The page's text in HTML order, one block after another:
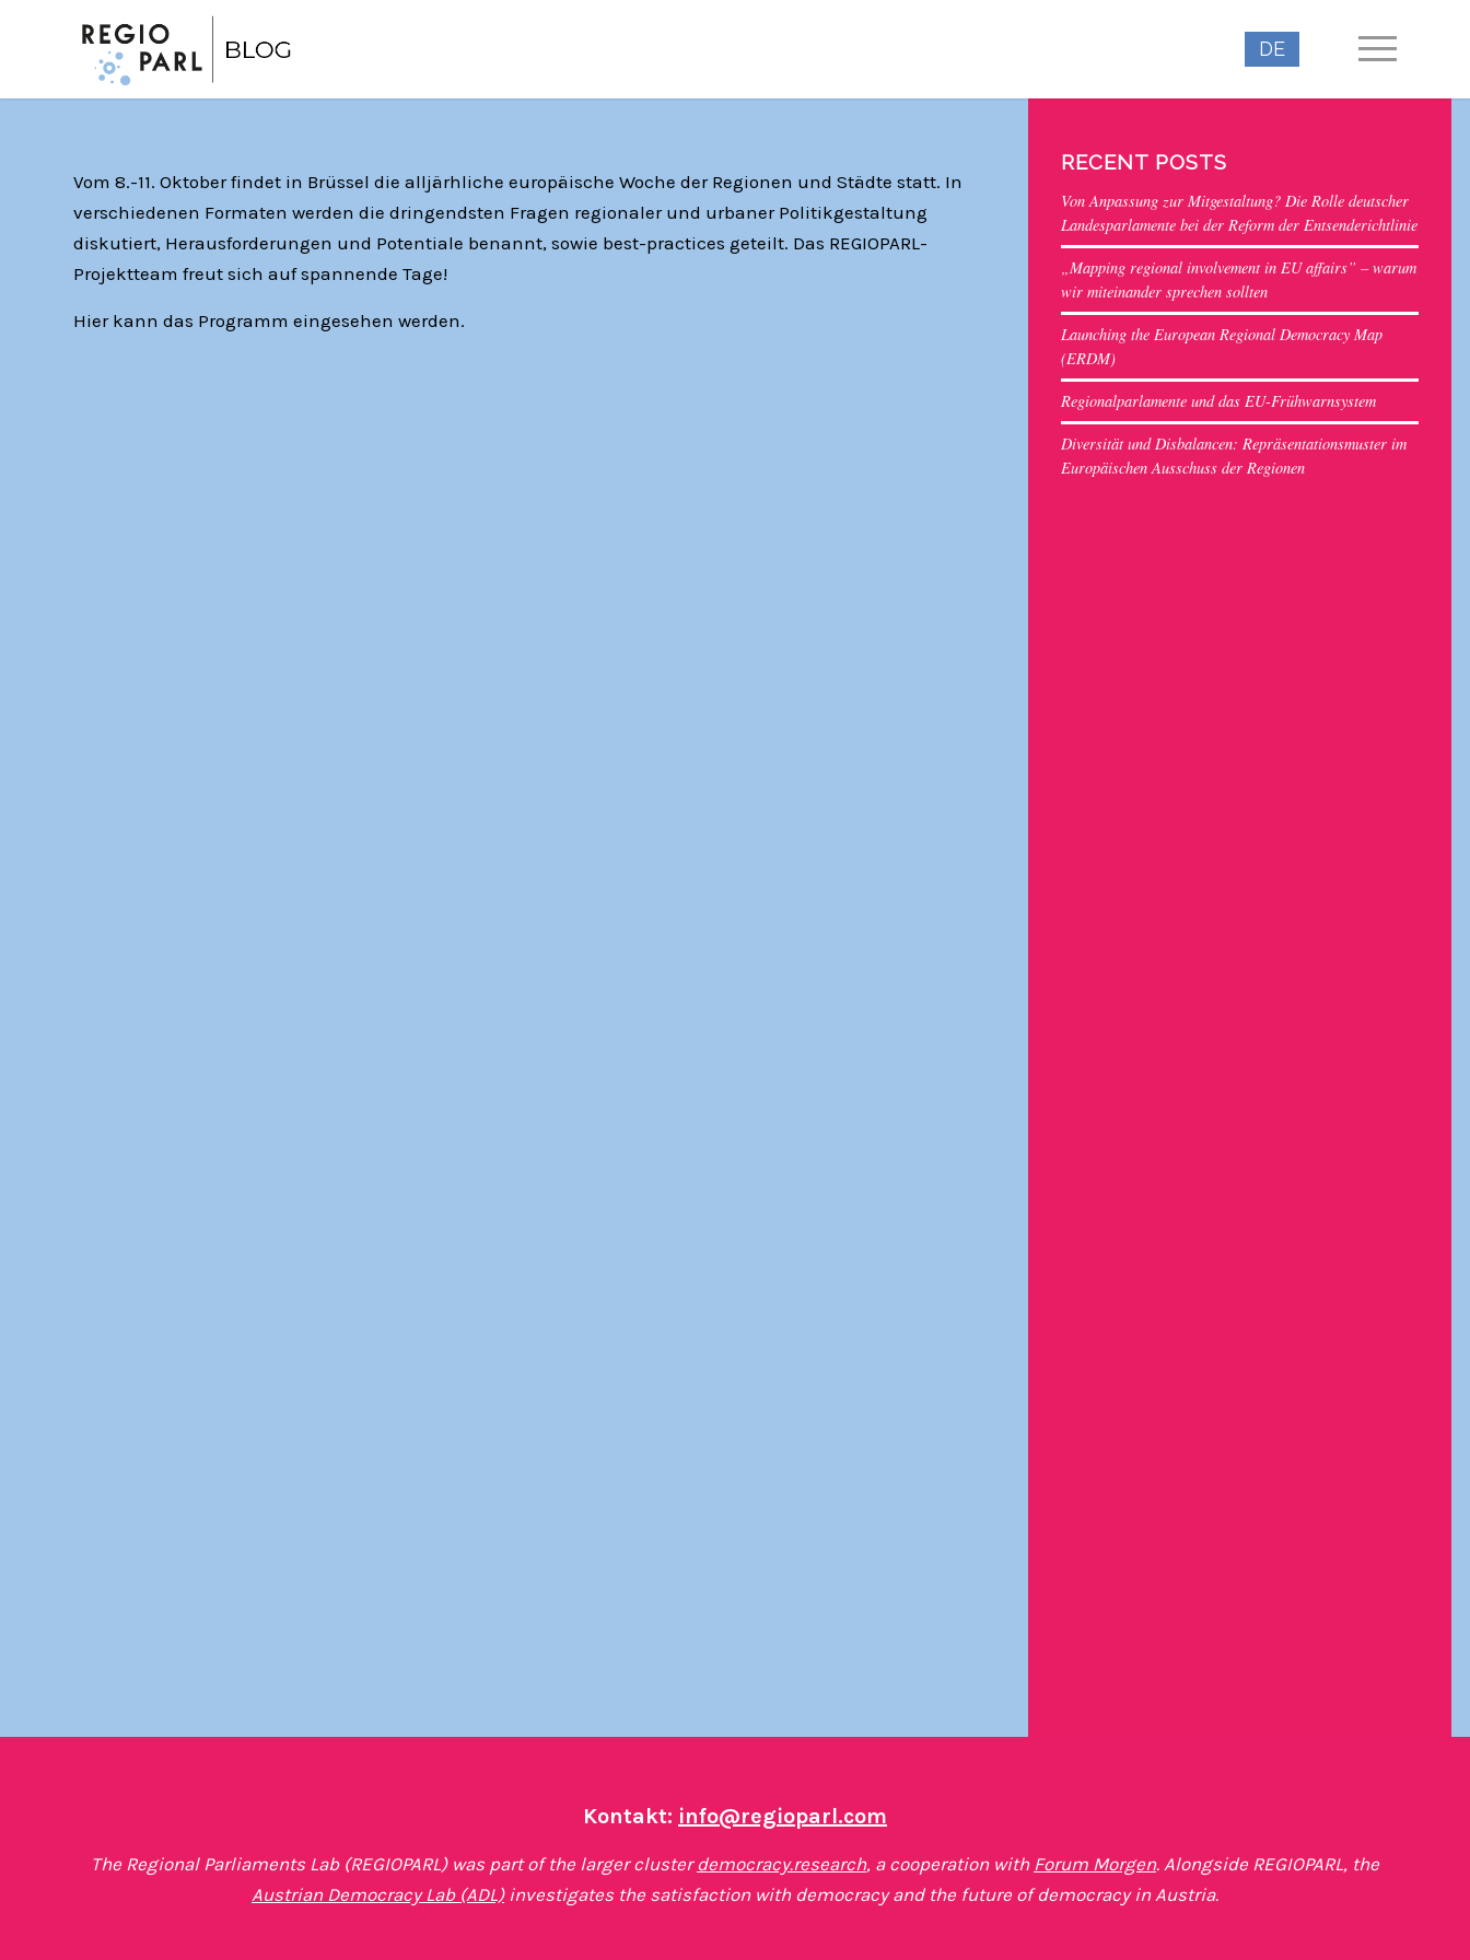
Vom 8.-11. Oktober findet in Brüssel die alljärhliche europäische Woche der Regionen und Städte statt. In
verschiedenen Formaten werden die dringendsten Fragen regionaler und urbaner Politikgestaltung
diskutiert, Herausforderungen und Potentiale benannt, sowie best-practices geteilt. Das REGIOPARL-
Projektteam freut sich auf spannende Tage!
Hier kann das Programm eingesehen werden.
RECENT POSTS
Von Anpassung zur Mitgestaltung? Die Rolle deutscher
Landesparlamente bei der Reform der Entsenderichtlinie
„Mapping regional involvement in EU affairs” – warum
wir miteinander sprechen sollten
Launching the European Regional Democracy Map
(ERDM)
Regionalparlamente und das EU-Frühwarnsystem
Diversität und Disbalancen: Repräsentationsmuster im
Europäischen Ausschuss der Regionen
Kontakt: info@regioparl.com
The Regional Parliaments Lab (REGIOPARL) was part of the larger clusterdemocracy.research, a cooperation with Forum Morgen. Alongside REGIOPARL, the
Austrian Democracy Lab (ADL)investigates the satisfaction with democracy and the future of democracy in Austria.
DE